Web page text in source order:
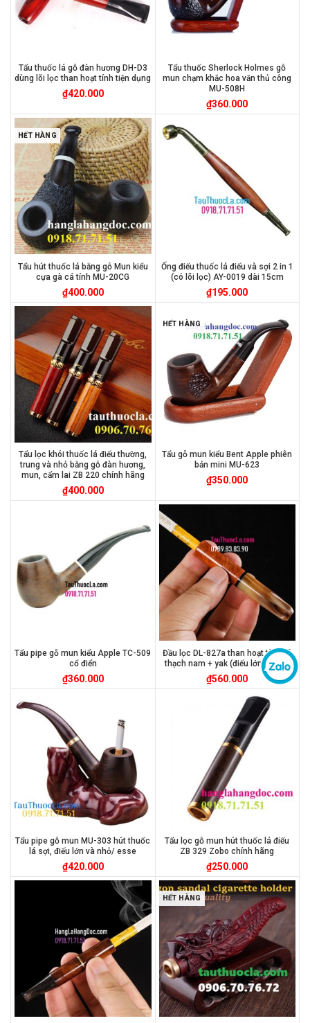
Tẩu thuốc lá gỗ đàn hương DH-D3
dùng lõi lọc than hoạt tính tiện dụng
₫420.000
Tẩu thuốc Sherlock Holmes gỗ
mun chạm khắc hoa văn thủ công
MU-508H
₫360.000
HẾT HÀNG
Tẩu hút thuốc lá bằng gỗ Mun kiểu
cựa gà cá tính MU-20CG
₫400.000
Ống điếu thuốc lá điếu và sợi 2 in 1
(có lõi lọc) AY-0019 dài 15cm
₫195.000
Tẩu lọc khói thuốc lá điếu thường,
trung và nhỏ bằng gỗ đàn hương,
mun, cẩm lai ZB 220 chính hãng
₫400.000
HẾT HÀNG
Tẩu gỗ mun kiểu Bent Apple phiên
bản mini MU-623
₫350.000
Tẩu pipe gỗ mun kiểu Apple TC-509
cổ điển
₫360.000
Đầu lọc DL-827a than hoạt tính gỗ
thạch nam + yak (điếu lớn & nhỏ)
₫560.000
Tẩu pipe gỗ mun MU-303 hút thuốc
lá sợi, điếu lớn và nhỏ/ esse
₫420.000
Tẩu lọc gỗ mun hút thuốc lá điếu
ZB 329 Zobo chính hãng
₫250.000
HẾT HÀNG